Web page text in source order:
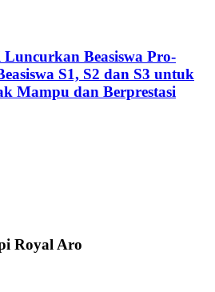
Beasiswa Pro-
S1, S2 dan S3 untuk
Mampu dan Berprestasi
Royal Aro